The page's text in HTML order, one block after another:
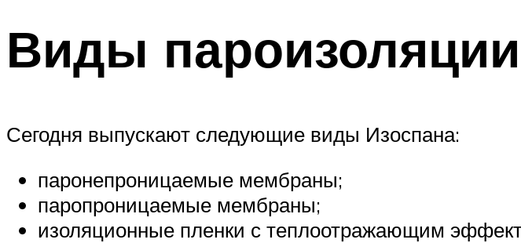
Виды
Сегодня выпускают следующие виды Изоспана:
паронепроницаемые мембраны;
паропроницаемые мембраны;
изоляционные пленки с теплоотражающим